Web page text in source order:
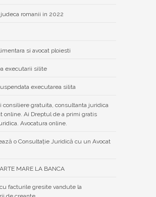
judeca romanii in 2022
si avocat ploiesti
executarii silite
executarea silita
consiliere gratuita, consultanta juridica
online. Ai Dreptul de a primi gratis
Avocatura online.
o Consultație Juridică cu un Avocat
MARE LA BANCA
facturile gresite vandute la